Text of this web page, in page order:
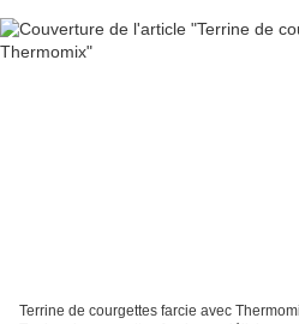
Terrine de courgettes farcie avec